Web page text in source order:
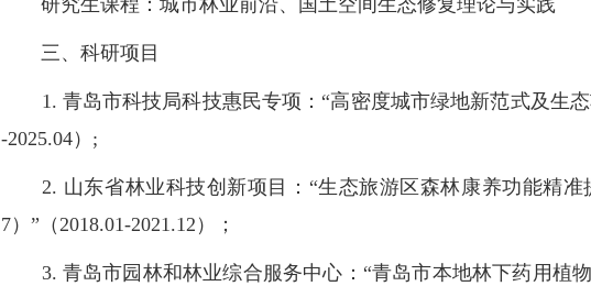
三、科研项目
1. 青岛市科技局科技惠民专项：“高密度城市绿地新范式及生态
-2025.04）;
2. 山东省林业科技创新项目：“生态旅游区森林康养功能精准
7）”（2018.01-2021.12）；
3. 青岛市园林和林业综合服务中心：“青岛市本地林下药用植物